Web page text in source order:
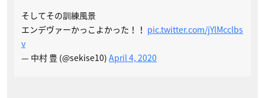
そしてその訓練風景
エンデヴァーかっこよかった！！ pic.twitter.com/jYlMcclbs
v
— 中村 豊 (@sekise10) April 4, 2020